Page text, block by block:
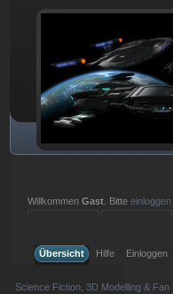
WillkommenGast . Bitteeinloggen
Übersicht
Hilfe Einloggen
Science Fiction, 3D Modelling & Fan